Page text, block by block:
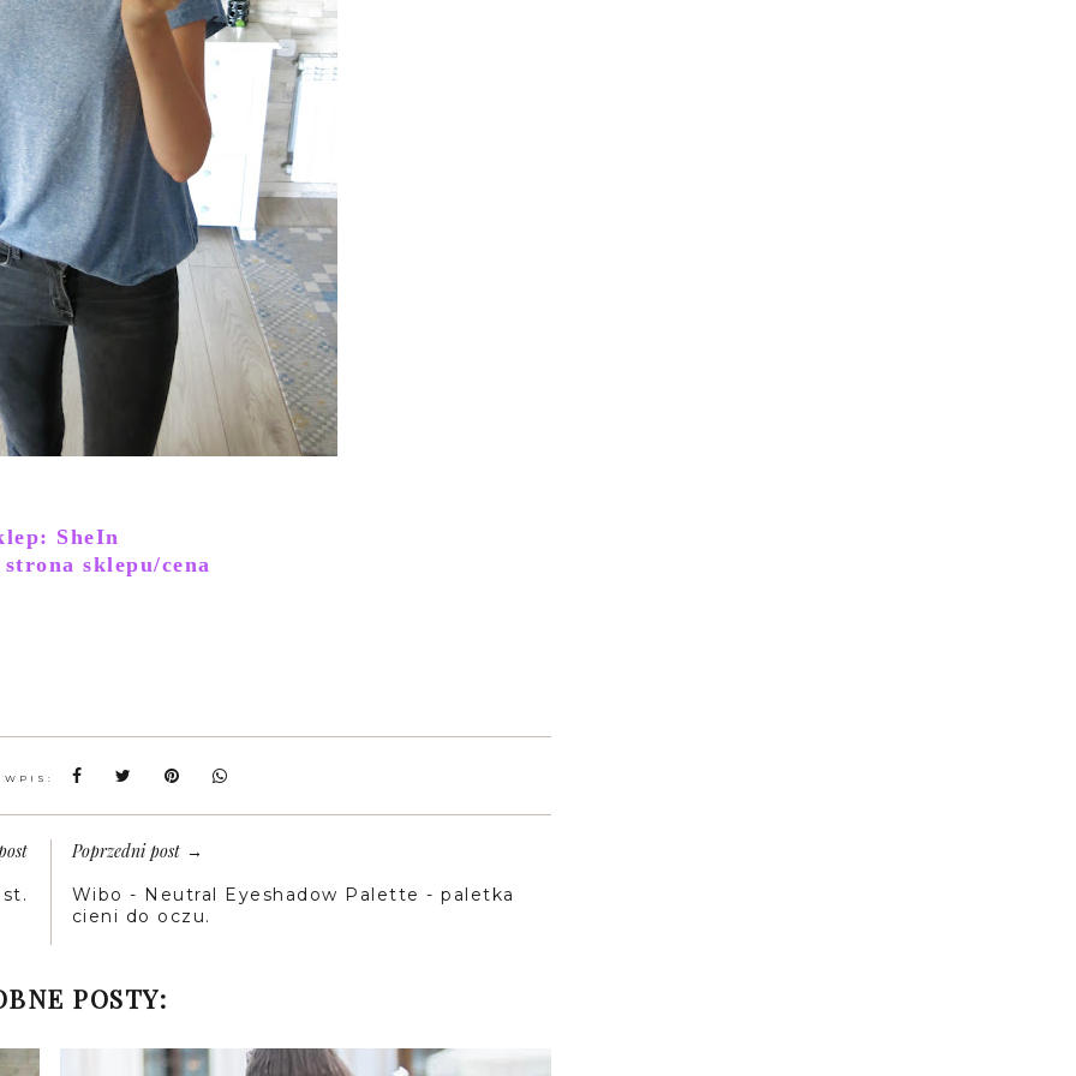
SheIn
sklepu/cena
WPIS:
Poprzedni post→
Wibo - Neutral Eyeshadow Palette - paletka
cieni do oczu.
POSTY: